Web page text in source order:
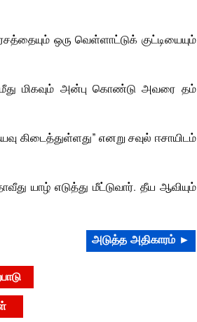
ஒரு வெள்ளாட்டுக் குட்டியையும்
மீது மிகவும் அன்பு கொண்டு அவரை தம்
எனறு சவுல் ஈசாயிடம்
யாழ் எடுத்து மீட்டுவார். தீய ஆவியும்
அடுத்த அதிகாரம் ►